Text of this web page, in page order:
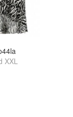
XXL